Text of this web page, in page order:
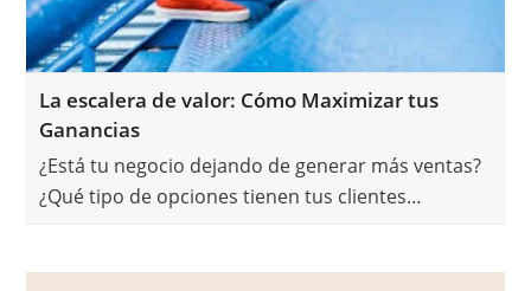
La escalera de valor: Cómo Maximizar tus
Ganancias
¿Está tu negocio dejando de generar más ventas?
¿Qué tipo de opciones tienen tus clientes…